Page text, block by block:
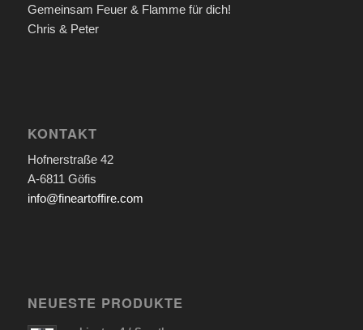
Gemeinsam Feuer & Flamme für dich!
Chris & Peter
KONTAKT
Hofnerstraße 42
A-6811 Göfis
info@fineartoffire.com
NEUESTE PRODUKTE